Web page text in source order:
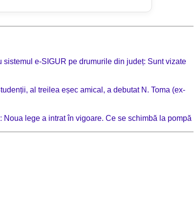
e-SIGUR pe drumurile din județ: Sunt vizate
al treilea eșec amical, a debutat N. Toma (ex-
Noua lege a intrat în vigoare. Ce se schimbă la pompă